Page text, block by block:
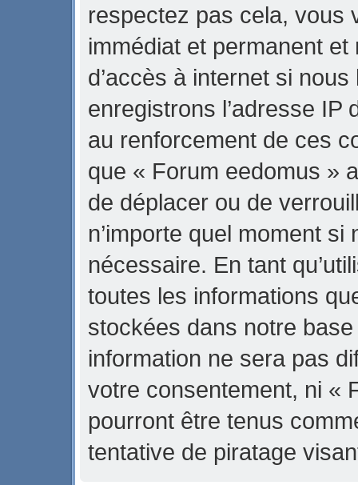
respectez pas cela, vous
immédiat et permanent
d’accès à internet si
enregistrons l’adresse IP
au renforcement de ces
que « Forum eedomus »
de déplacer ou de
n’importe quel moment
nécessaire. En tant
toutes les informations
stockées dans notre
information ne sera pas
votre consentement, ni «
pourront être tenus
tentative de piratage